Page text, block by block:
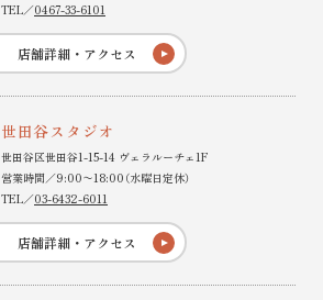
TEL／0467-33-6101
店舗詳細・アクセス
世田谷スタジオ
世田谷区世田谷1-15-14 ヴェラルーチェ1F
営業時間／9:00〜18:00（水曜日定休）
TEL／03-6432-6011
店舗詳細・アクセス